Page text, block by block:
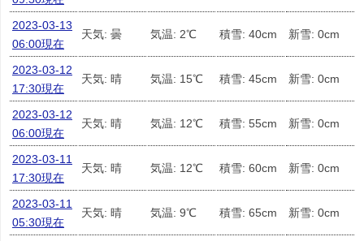
2023-03-13
06:00現在
天気: 曇 気温: 2℃ 積雪: 40cm 新雪: 0cm
2023-03-12
17:30現在
天気: 晴 気温: 15℃ 積雪: 45cm 新雪: 0cm
2023-03-12
06:00現在
天気: 晴 気温: 12℃ 積雪: 55cm 新雪: 0cm
2023-03-11
17:30現在
天気: 晴 気温: 12℃ 積雪: 60cm 新雪: 0cm
2023-03-11
05:30現在
天気: 晴 気温: 9℃ 積雪: 65cm 新雪: 0cm